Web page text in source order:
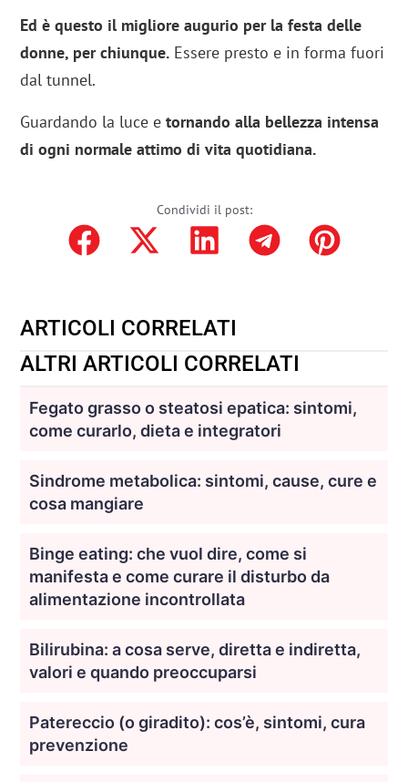
Ed è questo il migliore augurio per la festa delle
donne, per chiunque. Essere presto e in forma fuori
dal tunnel.
Guardando la luce e tornando alla bellezza intensa
di ogni normale attimo di vita quotidiana.
Condividi il post:
ARTICOLI CORRELATI
ALTRI ARTICOLI CORRELATI
Fegato grasso o steatosi epatica: sintomi,
come curarlo, dieta e integratori
Sindrome metabolica: sintomi, cause, cure e
cosa mangiare
Binge eating: che vuol dire, come si
manifesta e come curare il disturbo da
alimentazione incontrollata
Bilirubina: a cosa serve, diretta e indiretta,
valori e quando preoccuparsi
Patereccio (o giradito): cos’è, sintomi, cura
prevenzione